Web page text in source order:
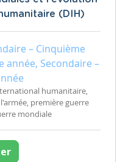
(DIH)
– Cinquième
année, Secondaire –
humanitaire,
première guerre
mondiale